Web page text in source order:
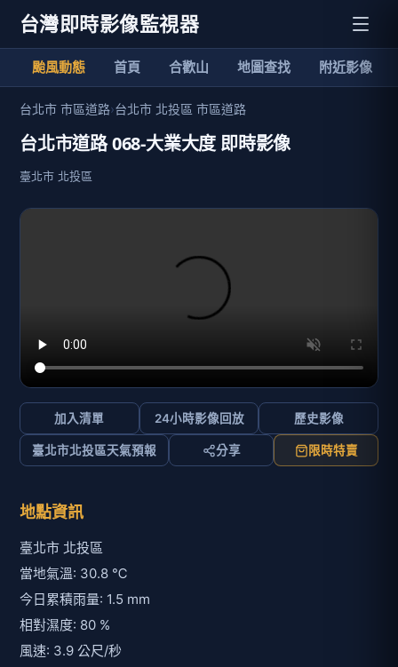
台灣即時影像監視器
颱風動態 首頁 合歡山 地圖查找 附近影像
台北市 市區道路›台北市 北投區 市區道路
台北市道路 068-大業大度 即時影像
臺北市 北投區
加入清單 24小時影像回放 歷史影像
臺北市北投區天氣預報 分享 限時特賣
地點資訊
臺北市 北投區
當地氣溫: 30.8 ℃
今日累積雨量: 1.5 mm
相對濕度: 80 %
風速: 3.9 公尺/秒